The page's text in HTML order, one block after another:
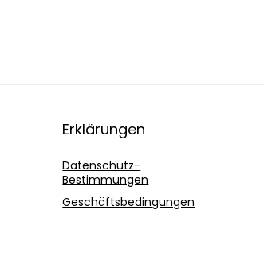
Erklärungen
Datenschutz-
Bestimmungen
Geschäftsbedingungen